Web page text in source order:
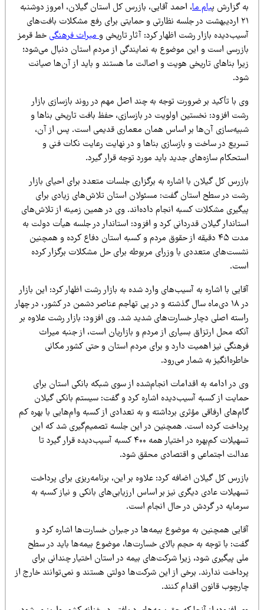
گزارش پیام ما، احمد آقایی، بازرس کل استان گیلان، امروز دوشنبه
۲۱ اردیبهشت در جلسه نظارتی و حمایتی برای رفع مشکلات بافت‌های
بازار رشت اظهار کرد: آثار تاریخی ومیراث فرهنگیخط قرمز
است و این موضوع به نمایندگی از مردم استان دنبال می‌شود؛
بناهای تاریخی هویت و اصالت ما هستند و باید از آن‌ها صیانت
با تأکید بر ضرورت توجه به چند اصل مهم در روند بازسازی بازار
افزود: نخستین اولویت در بازسازی، حفظ بافت تاریخی بناها و
آن‌ها بر اساس همان معماری قدیمی است. پس از آن،
در ساخت و بازسازی بناها و در نهایت رعایت نکات فنی و
سازه‌های جدید باید مورد توجه قرار گیرد.
کل گیلان با اشاره به برگزاری جلسات متعدد برای احیای بازار
در سطح استان گفت: مسئولان استان تلاش‌های زیادی برای
مشکلات کسبه انجام داده‌اند. وی در همین زمینه از تلاش‌های
گیلان قدردانی کرد و افزود: استاندار در جلسه هیأت دولت به
مدت ۴۵ دقیقه از حقوق مردم و کسبه استان دفاع کرده و همچنین
متعددی با وزرای مربوطه برای حل مشکلات برگزار کرده
با اشاره به آسیب‌های وارد شده به بازار رشت اظهار کرد: این بازار
در ۱۸ دی‌ماه سال گذشته و در پی تهاجم عناصر دشمن در کشور، در چهار
اصلی دچار خسارت‌های شدید شد. وی افزود: بازار رشت علاوه بر
محل ارتزاق بسیاری از مردم و بازاریان است، از جنبه میراث
نیز اهمیت دارد و برای مردم استان و حتی کشور مکانی
به شمار می‌رود.
در ادامه به اقدامات انجام‌شده از سوی شبکه بانکی استان برای
از کسبه آسیب‌دیده اشاره کرد و گفت: سیستم بانکی گیلان
ارفاقی مؤثری برداشته و به تعدادی از کسبه وام‌هایی با بهره کم
کرده است. همچنین در این جلسه تصمیم‌گیری شد که این
تسهیلات کم‌بهره در اختیار همه ۴۰۰ کسبه آسیب‌دیده قرار گیرد تا
اجتماعی و اقتصادی محقق شود.
کل گیلان اضافه کرد: علاوه بر این، برنامه‌ریزی برای پرداخت
عادی دیگری نیز بر اساس ارزیابی‌های بانکی و نیاز کسبه به
در گردش در حال انجام است.
همچنین به موضوع بیمه‌ها در جبران خسارت‌ها اشاره کرد و
با توجه به حجم بالای خسارت‌ها، موضوع بیمه‌ها باید در سطح
پیگیری شود، زیرا شرکت‌های بیمه در استان اختیار چندانی برای
ندارند. برخی از این شرکت‌ها دولتی هستند و نمی‌توانند خارج از
قانون اقدام کنند.